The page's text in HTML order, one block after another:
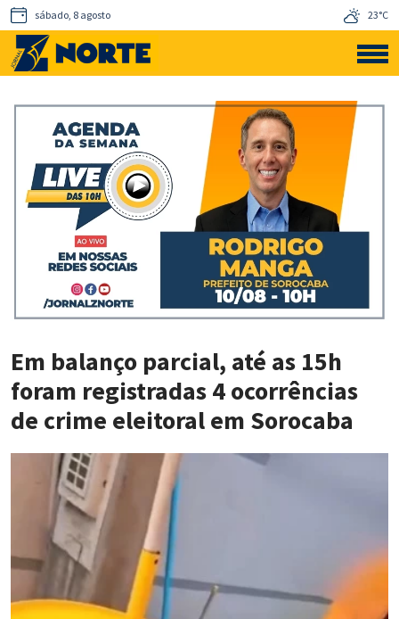
sábado, 8 agosto 23°C
Em balanço parcial, até as 15h
foram registradas 4 ocorrências
de crime eleitoral em Sorocaba